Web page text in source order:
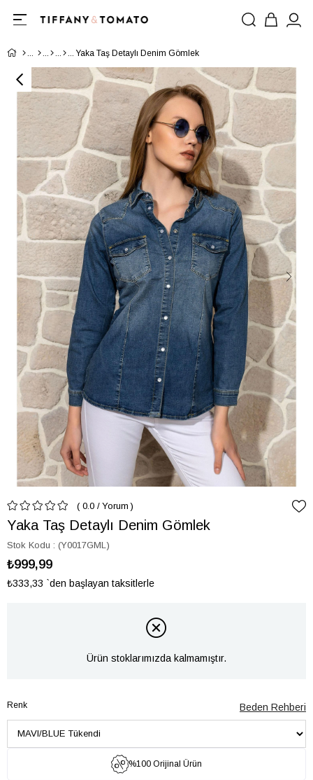
Yaka Taş Detaylı Denim Gömlek
0.0 / Yorum
Yaka Taş Detaylı Denim Gömlek
Stok Kodu (Y0017GML)
₺999,99
₺333,33 `den başlayan taksitlerle
Ürün stoklarımızda kalmamıştır.
Renk Beden Rehberi
%100 Orijinal Ürün